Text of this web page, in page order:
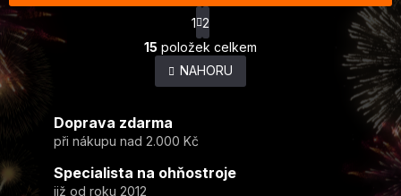
O
v
l
á
p
S
t
r
á
n
k
1 2
15 položek celkem
NAHORU
Doprava zdarma
při nákupu nad 2.000 Kč
Specialista na ohňostroje
již od roku 2012